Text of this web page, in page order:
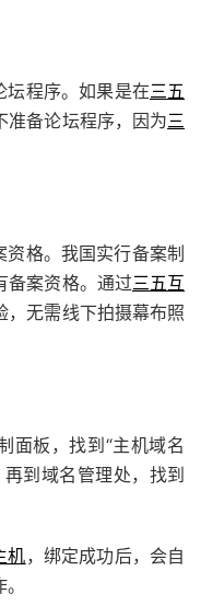
坛程序。如果是在三五
准备论坛程序，因为三
格。我国实行备案制
备案资格。通过三五互
，无需线下拍摄幕布照
面板，找到“主机域名
到域名管理处，找到
机，绑定成功后，会自